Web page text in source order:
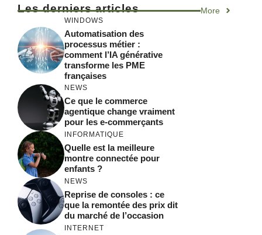
Les derniers articles More
WINDOWS
Automatisation des
processus métier :
comment l’IA générative
transforme les PME
françaises
NEWS
Ce que le commerce
agentique change vraiment
pour les e-commerçants
INFORMATIQUE
Quelle est la meilleure
montre connectée pour
enfants ?
NEWS
Reprise de consoles : ce
que la remontée des prix dit
du marché de l’occasion
INTERNET